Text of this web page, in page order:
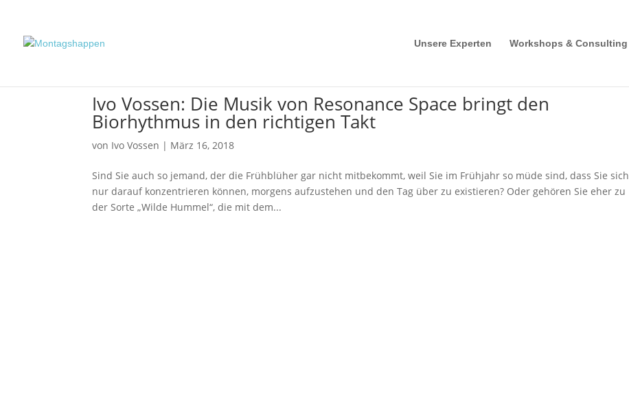
Unsere Experten Workshops & Consulting
Ivo Vossen: Die Musik von Resonance Space bringt den
Biorhythmus in den richtigen Takt
von Ivo Vossen | März 16, 2018
Sind Sie auch so jemand, der die Frühblüher gar nicht mitbekommt, weil Sie im Frühjahr so müde sind, dass Sie sich
nur darauf konzentrieren können, morgens aufzustehen und den Tag über zu existieren? Oder gehören Sie eher zu
der Sorte „Wilde Hummel“, die mit dem...